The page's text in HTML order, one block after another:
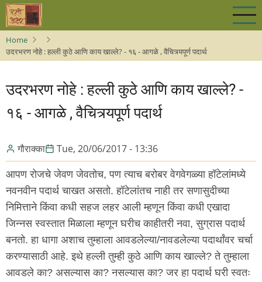
Skip
main
content
Home
उदरभरण नोहे : हल्ली कुठे आणि काय खाल्ले? - १६ - आग‌ळे , वैचित्र्य‌पूर्ण प‌दार्थ‌
उदरभरण नोहे : हल्ली कुठे आणि काय खाल्ले? -
१६ - आग‌ळे , वैचित्र्य‌पूर्ण प‌दार्थ‌
गौराक्का Tue, 20/06/2017 - 13:36
आपण रोजचे जेवण जेवतोच, पण त्याच बरोबर वेगवेगळ्या हॉटेलांमध्ये
नवनवीन पदार्थ चाखत असतो. हॉटेलांतच नाही तर सणासुदीच्या
निमित्ताने किंवा कधी सहज लहर आली म्हणून किंवा कधी एखादा
जिन्नस स्वस्तात मिळाला म्हणून घरीच काहीतरी नवा, सुग्रास पदार्थ
बनतो. हा धागा अशाच तुम्हाला आवडलेल्या/नावडलेल्या पदार्थांवर चर्चा
करण्यासाठी आहे. इथे हल्ली तुम्ही कुठे आणि काय खाल्ले? ते तुम्हाला
आवडले का? असल्यास का? नसल्यास का? जर हा पदार्थ घरी स्वतः